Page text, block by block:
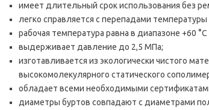
имеет длительный срок использования без
легко справляется с перепадами
рабочая температура равна в диапазоне +60
выдерживает давление до 2,5 МПа;
изготавливается из экологически чистого
высокомолекулярного статического
обладает всеми необходимыми
диаметры буртов совпадают с диаметрами